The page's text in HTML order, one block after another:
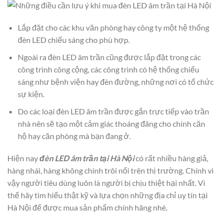
Lắp đặt cho các khu văn phòng hay công ty một hệ thống
đèn LED chiếu sáng cho phù hợp.
Ngoài ra đèn LED âm trần cũng được lắp đặt trong các
công trình công cộng, các công trình có hệ thống chiếu
sáng như bệnh viện hay đèn đường, những nơi có tổ chức
sự kiện.
Do các loại đèn LED âm trần được gắn trực tiếp vào trần
nhà nên sẽ tạo một cảm giác thoáng đãng cho chính căn
hộ hay căn phòng mà bạn đang ở.
Hiện nayđèn LED âm trần tại Hà Nộicó rất nhiều hàng giả,
hàng nhái, hàng không chính trôi nổi trên thị trường. Chính vì
vậy người tiêu dùng luôn là người bị chịu thiệt hại nhất. Vì
thế hãy tìm hiểu thật kỹ và lựa chọn những địa chỉ uy tín tại
Hà Nội để được mua sản phẩm chính hãng nhé.